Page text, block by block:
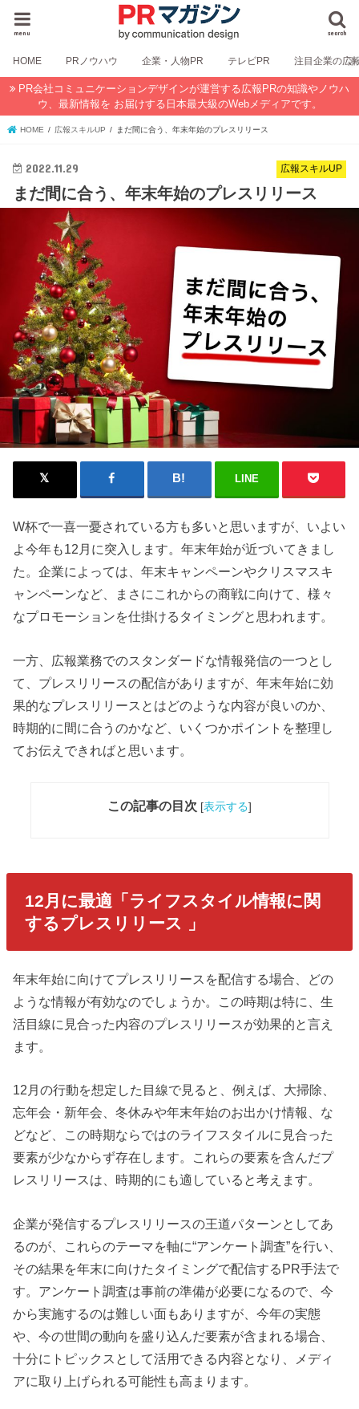
search
menu
HOME PRノウハウ 企業・人物PR テレビPR 注目企業の広
PR会社コミュニケーションデザインが運営する広報PRの知識やノウハ
ウ、最新情報を お届けする日本最大級のWebメディアです。
HOME 広報スキルUP まだ間に合う、年末年始のプレスリリース
広報スキルUP
2022.11.29
まだ間に合う、年末年始のプレスリリース
LINE
W杯で一喜一憂されている方も多いと思いますが、いよい
よ今年も12月に突入します。年末年始が近づいてきまし
た。企業によっては、年末キャンペーンやクリスマスキ
ャンペーンなど、まさにこれからの商戦に向けて、様々
なプロモーションを仕掛けるタイミングと思われます。
一方、広報業務でのスタンダードな情報発信の一つとし
て、プレスリリースの配信がありますが、年末年始に効
果的なプレスリリースとはどのような内容が良いのか、
時期的に間に合うのかなど、いくつかポイントを整理し
てお伝えできればと思います。
この記事の目次 [表示する]
12月に最適「ライフスタイル情報に関
するプレスリリース 」
年末年始に向けてプレスリリースを配信する場合、どの
ような情報が有効なのでしょうか。この時期は特に、生
活目線に見合った内容のプレスリリースが効果的と言え
ます。
12月の行動を想定した目線で見ると、例えば、大掃除、
忘年会・新年会、冬休みや年末年始のお出かけ情報、な
どなど、この時期ならではのライフスタイルに見合った
要素が少なからず存在します。これらの要素を含んだプ
レスリリースは、時期的にも適していると考えます。
企業が発信するプレスリリースの王道パターンとしてあ
るのが、これらのテーマを軸に“アンケート調査”を行い、
その結果を年末に向けたタイミングで配信するPR手法で
す。アンケート調査は事前の準備が必要になるので、今
から実施するのは難しい面もありますが、今年の実態
や、今の世間の動向を盛り込んだ要素が含まれる場合、
十分にトピックスとして活用できる内容となり、メディ
アに取り上げられる可能性も高まります。